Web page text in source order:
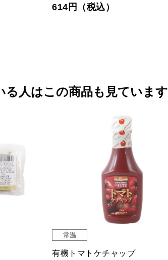
614円（税込）
る人はこの商品も見ています
常温
有機トマトケチャップ